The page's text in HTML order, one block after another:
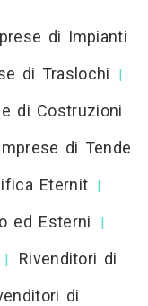
di Impianti
di Traslochi |
di Costruzioni
di Tende
Eternit |
ed Esterni |
|
Rivenditori di
di